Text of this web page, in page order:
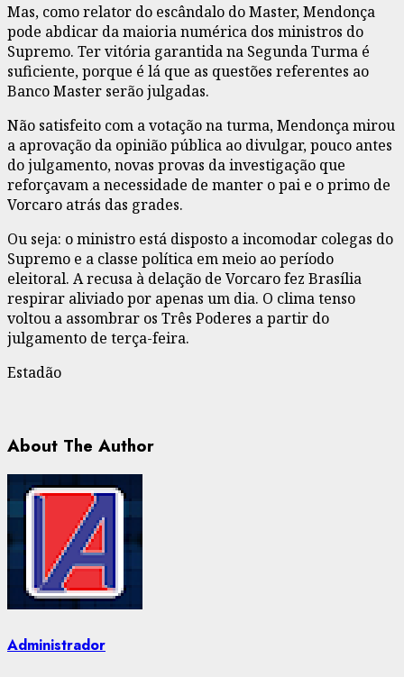
Mas, como relator do escândalo do Master, Mendonça
pode abdicar da maioria numérica dos ministros do
Supremo. Ter vitória garantida na Segunda Turma é
suficiente, porque é lá que as questões referentes ao
Banco Master serão julgadas.
Não satisfeito com a votação na turma, Mendonça mirou
a aprovação da opinião pública ao divulgar, pouco antes
do julgamento, novas provas da investigação que
reforçavam a necessidade de manter o pai e o primo de
Vorcaro atrás das grades.
Ou seja: o ministro está disposto a incomodar colegas do
Supremo e a classe política em meio ao período
eleitoral. A recusa à delação de Vorcaro fez Brasília
respirar aliviado por apenas um dia. O clima tenso
voltou a assombrar os Três Poderes a partir do
julgamento de terça-feira.
Estadão
About The Author
Administrador